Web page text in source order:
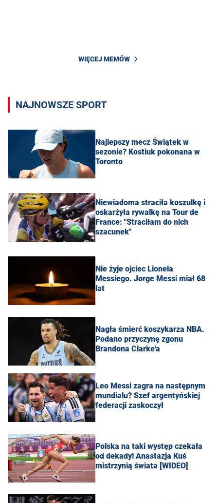
WIĘCEJ MEMÓW
NAJNOWSZE SPORT
Najlepszy mecz Świątek w
sezonie? Kostiuk pokonana w
Toronto
Niewiadoma straciła koszulkę i
oskarżyła rywalkę na Tour de
France: "Straciłam do nich
szacunek"
Nie żyje ojciec Lionela
Messiego. Jorge Messi miał 68
lat
Nagła śmierć koszykarza NBA.
Podano przyczynę zgonu
Brandona Clarke'a
Leo Messi zagra na następnym
mundialu? Szef argentyńskiej
federacji zaskoczył
Polska na taki występ czekała
od dekady! Anastazja Kuś
mistrzynią świata [WIDEO]